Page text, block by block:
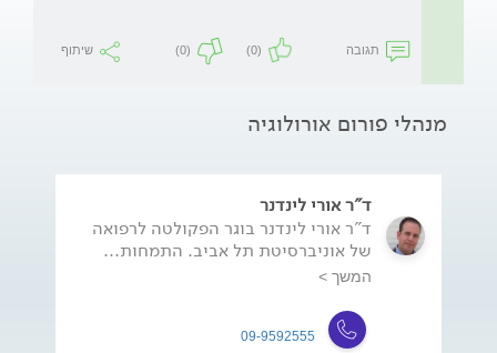
תגובה (0)
(0) שיתוף
מנהלי פורום אורולוגיה
ד"ר אורי לינדנר
ד"ר אורי לינדנר בוגר הפקולטה לרפואה
של אוניברסיטת תל אביב. התמחות...
המשך >
09-9592555